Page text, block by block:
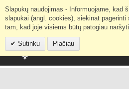
Mano paskyra
Slapukų naudojimas - Informuojame, kad
slapukai (angl. cookies), siekinat
tam, kad joje visiems būtų patogiau
Sutinku Plačiau